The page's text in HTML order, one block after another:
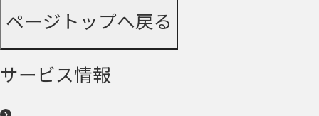
ページトップへ戻る
サービス情報